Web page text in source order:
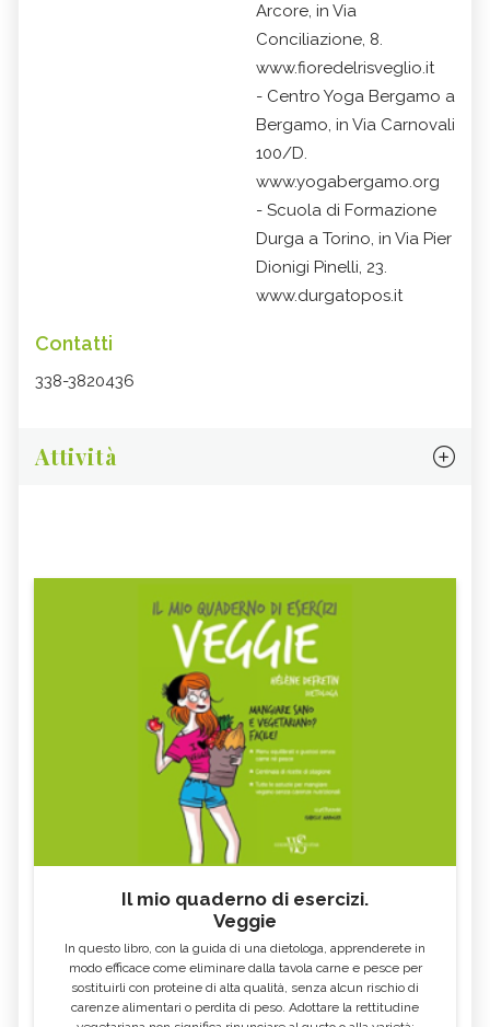
Arcore, in Via
Conciliazione, 8.
www.fioredelrisveglio.it
- Centro Yoga Bergamo a
Bergamo, in Via Carnovali
100/D.
www.yogabergamo.org
- Scuola di Formazione
Durga a Torino, in Via Pier
Dionigi Pinelli, 23.
www.durgatopos.it
Contatti
338-3820436
Attività
Il mio quaderno di esercizi.
Veggie
In questo libro, con la guida di una dietologa, apprenderete in
modo efficace come eliminare dalla tavola carne e pesce per
sostituirli con proteine di alta qualità, senza alcun rischio di
carenze alimentari o perdita di peso. Adottare la rettitudine